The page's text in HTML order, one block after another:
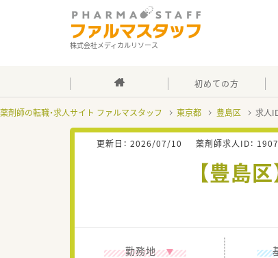
株式会社メディカルリソース
初めての方
薬剤師の転職・求人サイト ファルマスタッフ 東京都 豊島区 求人
更新日： 2026/07/10 薬剤師求人ID：
【豊島
勤務地